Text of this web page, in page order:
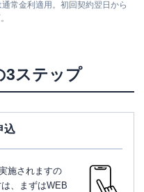
常金利適用。初回契約翌日から
3ステップ
込
施されますの
、まずはWEB